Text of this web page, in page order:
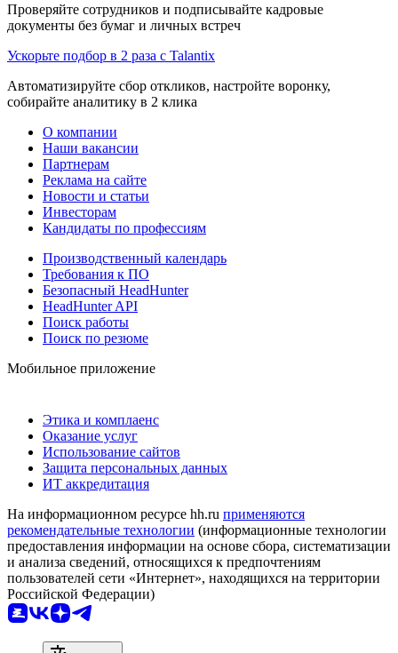
Проверяйте сотрудников и подписывайте кадровые
документы без бумаг и личных встреч
Ускорьте подбор в 2 раза с Talantix
Автоматизируйте сбор откликов, настройте воронку,
собирайте аналитику в 2 клика
О компании
Наши вакансии
Партнерам
Реклама на сайте
Новости и статьи
Инвесторам
Кандидаты по профессиям
Производственный календарь
Требования к ПО
Безопасный HeadHunter
HeadHunter API
Поиск работы
Поиск по резюме
Мобильное приложение
Этика и комплаенс
Оказание услуг
Использование сайтов
Защита персональных данных
ИТ аккредитация
На информационном ресурсе hh.ru применяются
рекомендательные технологии (информационные технологии
предоставления информации на основе сбора, систематизации
и анализа сведений, относящихся к предпочтениям
пользователей сети «Интернет», находящихся на территории
Российской Федерации)